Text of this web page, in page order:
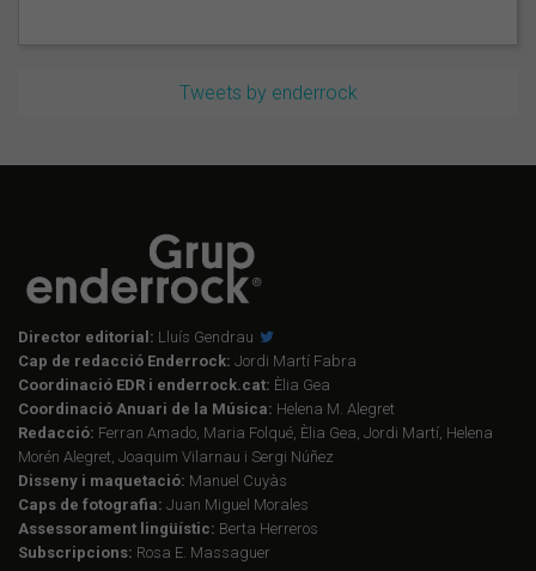
Tweets by enderrock
Director editorial: Lluís Gendrau
Cap de redacció Enderrock: Jordi Martí Fabra
Coordinació EDR i enderrock.cat: Èlia Gea
Coordinació Anuari de la Música: Helena M. Alegret
Redacció: Ferran Amado, Maria Folqué, Èlia Gea, Jordi Martí, Helena
Morén Alegret, Joaquim Vilarnau i Sergi Núñez
Disseny i maquetació: Manuel Cuyàs
Caps de fotografia: Juan Miguel Morales
Assessorament lingüístic: Berta Herreros
Subscripcions: Rosa E. Massaguer